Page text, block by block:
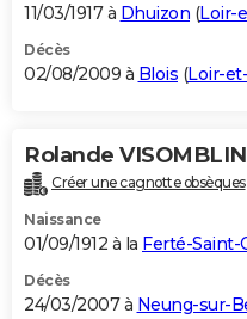
11/03/1917 à Dhuizon (Loir-
Décès
02/08/2009 à Blois (Loir-
Rolande VISOMBLIN
Créer une cagnotte obsèques
Naissance
01/09/1912 à la Ferté-Saint-
Décès
24/03/2007 à Neung-sur-